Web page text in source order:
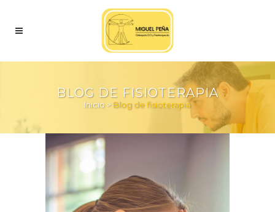
BLOG DE FISIOTERAPIA
Inicio >Blog de fisioterapia